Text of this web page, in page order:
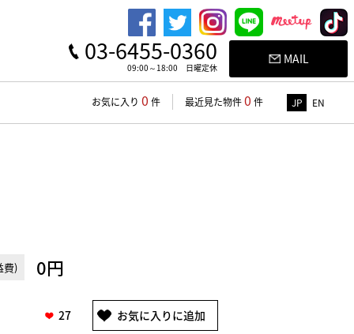
03-6455-0360
09:00～18:00 日曜定休
MAIL
お気に入り 0 件 最近見た物件0 件 JP EN
費) 0円
27